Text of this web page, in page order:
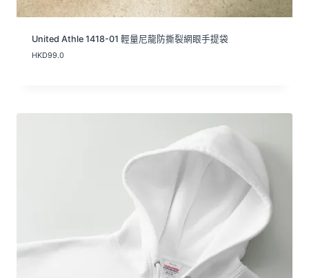
United Athle 1418-01 輕量尼龍防撕裂網眼手提袋
HKD99.0